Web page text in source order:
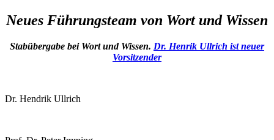
Neues Führungsteam von Wort und Wissen
Stabübergabe bei Wort und Wissen. Dr. Henrik Ullrich ist neuer
Vorsitzender
Dr. Hendrik Ullrich